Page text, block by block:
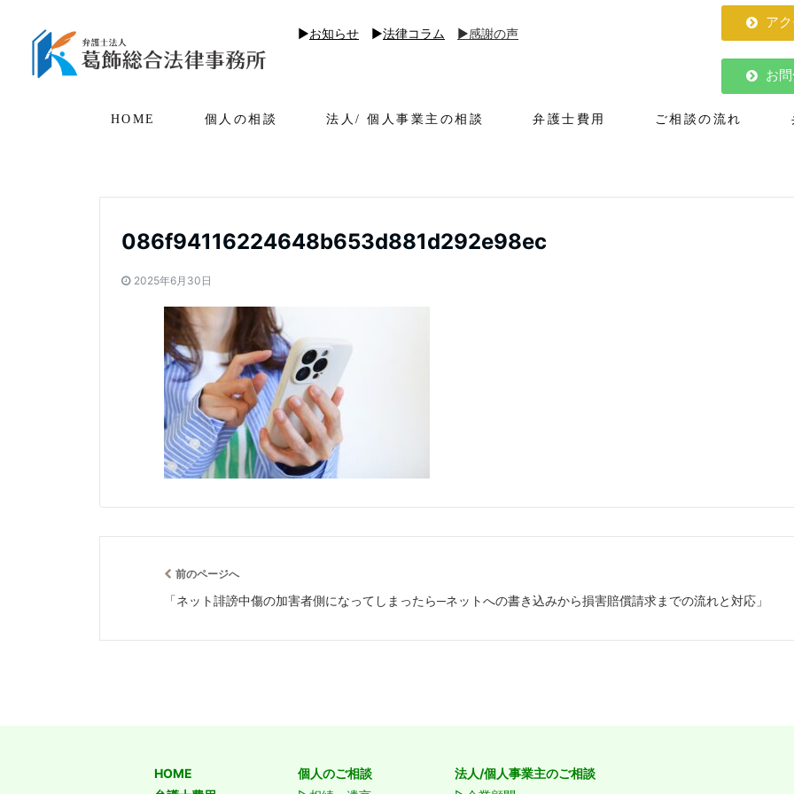
▶︎お知らせ ▶︎法律コラム ▶︎感謝の声
ア
お
HOME 個人の相談 法人/ 個人事業主の相談 弁護士費用 ご相談の流れ
086f94116224648b653d881d292e98ec
2025年6月30日
前のページへ
「ネット誹謗中傷の加害者側になってしまったら─ネットへの書き込みから損害賠償請求までの流れと対応」
HOME
個人のご相談
法人/個人事業主のご相談